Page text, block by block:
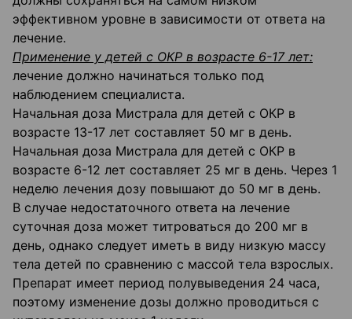
эффективном уровне в зависимости от ответа на
лечение.
Применение у детей с ОКР в возрасте 6-17 лет:
лечение должно начинаться только под
наблюдением специалиста.
Начальная доза Мистрала для детей с ОКР в
возрасте 13-17 лет составляет 50 мг в день.
Начальная доза Мистрала для детей с ОКР в
возрасте 6-12 лет составляет 25 мг в день. Через 1
неделю лечения дозу повышают до 50 мг в день.
В случае недостаточного ответа на лечение
суточная доза может титроваться до 200 мг в
день, однако следует иметь в виду низкую массу
тела детей по сравнению с массой тела взрослых.
Препарат имеет период полувыведения 24 часа,
поэтому изменение дозы должно проводиться с